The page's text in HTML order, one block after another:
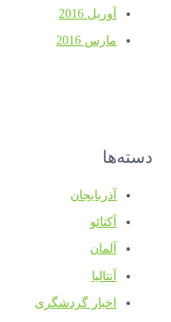
آوریل 2016
مارس 2016
دسته‌ها
آذربایجان
آکتائو
آلمان
آنتالیا
اخبار گردشگری